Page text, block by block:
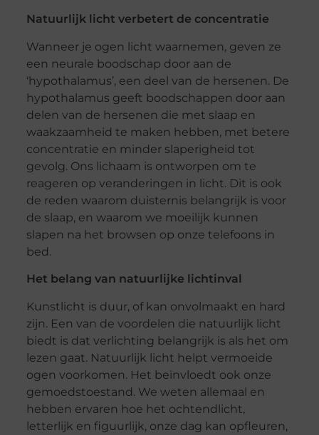
Natuurlijk licht verbetert de concentratie
Wanneer je ogen licht waarnemen, geven ze
een neurale boodschap door aan de
‘hypothalamus’, een deel van de hersenen. De
hypothalamus geeft boodschappen door aan
delen van de hersenen die met slaap en
waakzaamheid te maken hebben, met betere
concentratie en minder slaperigheid tot
gevolg. Ons lichaam is ontworpen om te
reageren op veranderingen in licht. Dit is ook
de reden waarom duisternis belangrijk is voor
de slaap, en waarom we moeilijk kunnen
slapen na het browsen op onze telefoons in
bed.
Het belang van natuurlijke lichtinval
Kunstlicht is duur, of kan onvolmaakt en hard
zijn. Een van de voordelen die natuurlijk licht
biedt is dat verlichting belangrijk is als het om
lezen gaat. Natuurlijk licht helpt vermoeide
ogen voorkomen. Het beïnvloedt ook onze
gemoedstoestand. We weten allemaal en
hebben ervaren hoe het ochtendlicht,
letterlijk en figuurlijk, onze dag kan opfleuren,